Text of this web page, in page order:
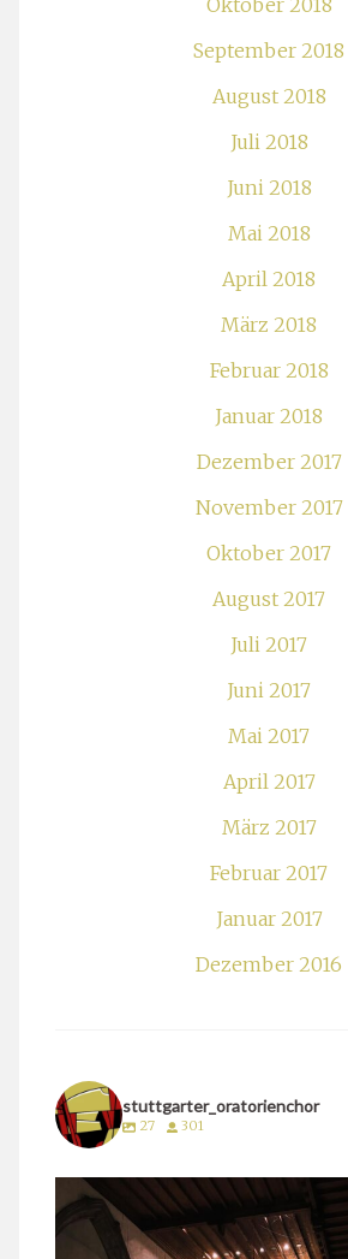
Oktober 2018
September 2018
August 2018
Juli 2018
Juni 2018
Mai 2018
April 2018
März 2018
Februar 2018
Januar 2018
Dezember 2017
November 2017
Oktober 2017
August 2017
Juli 2017
Juni 2017
Mai 2017
April 2017
März 2017
Februar 2017
Januar 2017
Dezember 2016
stuttgarter_oratorienchor
27 301
stuttgarter_oratorienchor
März 24